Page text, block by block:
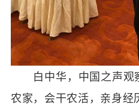
白中华，中国之声观
农家，会干农活，亲身经